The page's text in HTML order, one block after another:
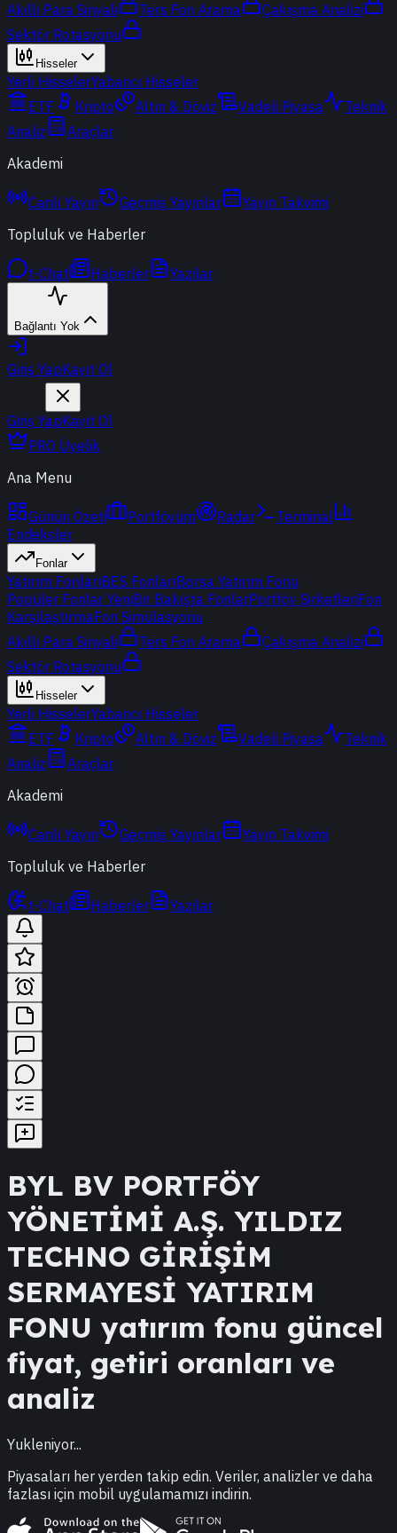
Akıllı Para Sinyali
Ters Fon Arama
Çakışma Analizi
Sektör Rotasyonu
Hisseler
Yerli HisselerYabancı Hisseler
ETF
Kripto Altın & Döviz Vadeli Piyasa
Teknik
Analiz
Araçlar
Akademi
Canlı Yayın Geçmiş Yayınlar
Yayın Takvimi
Topluluk ve Haberler
t-Chat Haberler Yazılar
Bağlantı Yok
Giriş YapKayıt Ol
Giriş YapKayıt Ol
PRO Üyelik
Ana Menu
Günün Özeti Portföyüm Radar
Terminal
Endeksler
Fonlar
Yatırım FonlarıBES FonlarıBorsa Yatırım Fonu
Popüler Fonlar YeniBir Bakışta FonlarPortföy ŞirketleriFon
KarşılaştırmaFon Simülasyonu
Akıllı Para Sinyali
Ters Fon Arama
Çakışma Analizi
Sektör Rotasyonu
Hisseler
Yerli HisselerYabancı Hisseler
ETF
Kripto Altın & Döviz Vadeli Piyasa
Teknik
Analiz
Araçlar
Akademi
Canlı Yayın Geçmiş Yayınlar
Yayın Takvimi
Topluluk ve Haberler
t-Chat Haberler Yazılar
BYL BV PORTFÖY
YÖNETİMİ A.Ş. YILDIZ
TECHNO GİRİŞİM
SERMAYESİ YATIRIM
FONU yatırım fonu güncel
fiyat, getiri oranları ve
analiz
Yukleniyor...
Piyasaları her yerden takip edin. Veriler, analizler ve daha
fazlası için mobil uygulamamızı indirin.